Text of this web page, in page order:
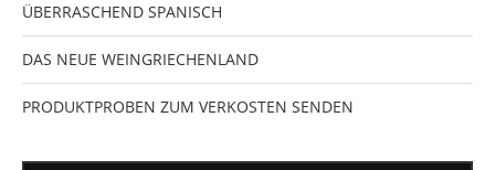
ÜBERRASCHEND SPANISCH
DAS NEUE WEINGRIECHENLAND
PRODUKTPROBEN ZUM VERKOSTEN SENDEN